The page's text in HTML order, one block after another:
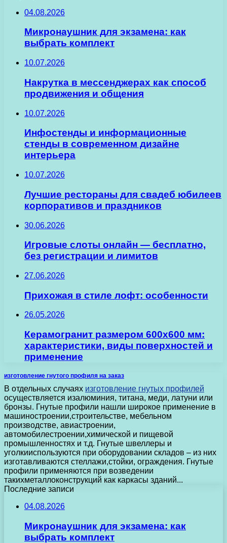
04.08.2026
Микронаушник для экзамена: как
выбрать комплект
10.07.2026
Накрутка в мессенджерах как способ
продвижения и общения
10.07.2026
Инфостенды и информационные
стенды в современном дизайне
интерьера
10.07.2026
Лучшие рестораны для свадеб юбилеев
корпоративов и праздников
30.06.2026
Игровые слоты онлайн — бесплатно,
без регистрации и лимитов
27.06.2026
Прихожая в стиле лофт: особенности
26.05.2026
Керамогранит размером 600х600 мм:
характеристики, виды поверхностей и
применение
изготовление гнутого профиля на заказ
В отдельных случаях изготовление гнутых профилей
осуществляется изалюминия, титана, меди, латуни или
бронзы. Гнутые профили нашли широкое применение в
машиностроении,строительстве, мебельном
производстве, авиастроении,
автомобилестроении,химической и пищевой
промышленностях и т.д. Гнутые швеллеры и
уголкииспользуются при оборудовании складов – из них
изготавливаются стеллажи,стойки, ограждения. Гнутые
профили применяются при возведении
такихметаллоконструкций как каркасы зданий...
Последние записи
04.08.2026
Микронаушник для экзамена: как
выбрать комплект